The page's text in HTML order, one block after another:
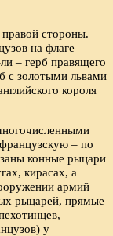
стороны.
на флаге
– герб правящего
с золотыми львами
короля
– по
конные рыцари
кирасах, а
армий
рыцарей, прямые
у